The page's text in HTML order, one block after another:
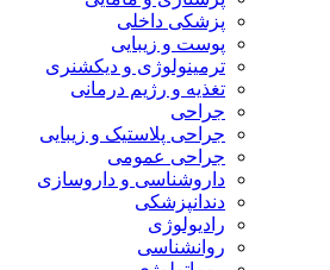
پزشکی داخلی
پوست و زیبایی
ترمینولوژی و دیکشنری
تغذیه و رژیم درمانی
جراحی
جراحی پلاستیک و زیبایی
جراحی عمومی
داروشناسی و داروسازی
دندانپزشکی
رادیولوژی
روانشناسی